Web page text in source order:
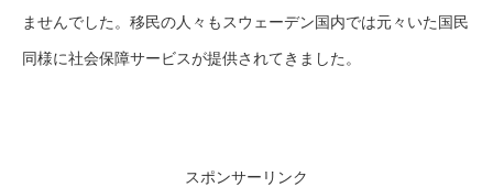
ませんでした。移民の人々もスウェーデン国内では元々いた国民
同様に社会保障サービスが提供されてきました。
スポンサーリンク